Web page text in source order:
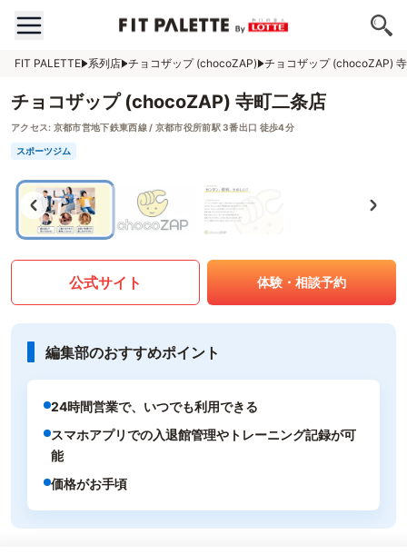
FIT PALETTE 系列店 チョコザップ (chocoZAP) チョコザップ (chocoZAP)
チョコザップ (chocoZAP) 寺町二条店
アクセス: 京都市営地下鉄東西線 / 京都市役所前駅 3番出口 徒歩4分
スポーツジム
公式サイト 体験・相談予約
編集部のおすすめポイント
24時間営業で、いつでも利用できる
スマホアプリでの入退館管理やトレーニング記録が可
能
価格がお手頃